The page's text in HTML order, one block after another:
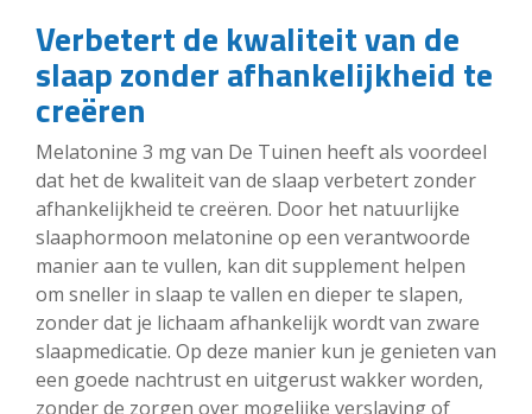
Verbetert de kwaliteit van de
slaap zonder afhankelijkheid te
creëren
Melatonine 3 mg van De Tuinen heeft als voordeel
dat het de kwaliteit van de slaap verbetert zonder
afhankelijkheid te creëren. Door het natuurlijke
slaaphormoon melatonine op een verantwoorde
manier aan te vullen, kan dit supplement helpen
om sneller in slaap te vallen en dieper te slapen,
zonder dat je lichaam afhankelijk wordt van zware
slaapmedicatie. Op deze manier kun je genieten van
een goede nachtrust en uitgerust wakker worden,
zonder de zorgen over mogelijke verslaving of